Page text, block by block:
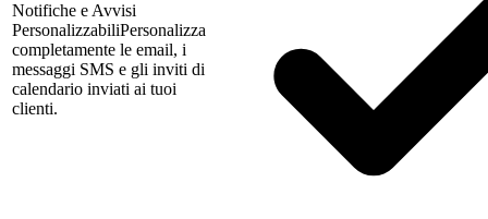
Notifiche e Avvisi
PersonalizzabiliPersonalizza
completamente le email, i
messaggi SMS e gli inviti di
calendario inviati ai tuoi
clienti.